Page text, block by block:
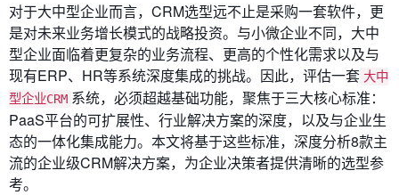
对于大中型企业而言，CRM选型远不止是采购一套软件，更
是对未来业务增长模式的战略投资。与小微企业不同，大中
型企业面临着更复杂的业务流程、更高的个性化需求以及与
现有ERP、HR等系统深度集成的挑战。因此，评估一套 大中
型企业CRM 系统，必须超越基础功能，聚焦于三大核心标准：
PaaS平台的可扩展性、行业解决方案的深度，以及与企业生
态的一体化集成能力。本文将基于这些标准，深度分析8款主
流的企业级CRM解决方案，为企业决策者提供清晰的选型参
考。